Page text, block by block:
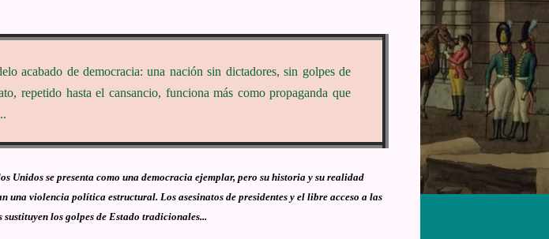
acabado de democracia: una nación sin dictadores, sin golpes de
repetido hasta el cansancio, funciona más como propaganda que
Unidos se presenta como una democracia ejemplar, pero su historia y su realidad
una violencia política estructural. Los asesinatos de presidentes y el libre acceso a las
sustituyen los golpes de Estado tradicionales...